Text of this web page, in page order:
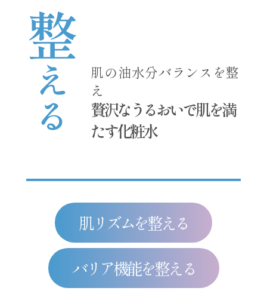
整
える
肌の油水分バランスを整
え
贅沢なうるおいで肌を満
たす化粧水
肌リズムを整える
バリア機能を整える